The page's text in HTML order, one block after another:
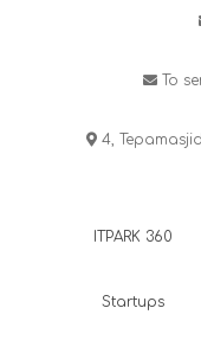
To
4,
ITPARK 360
Startups